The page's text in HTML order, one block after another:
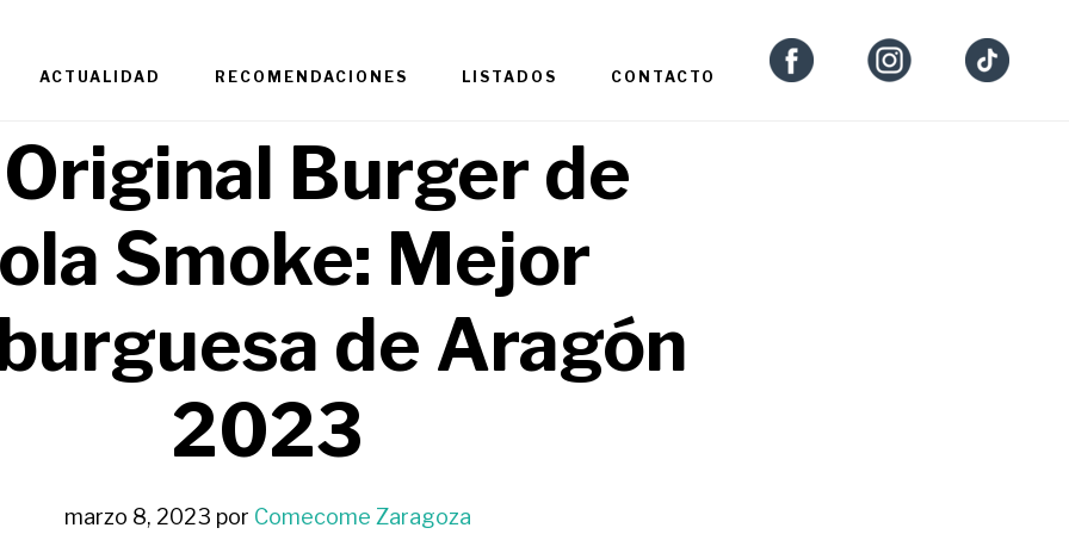
ACTUALIDAD RECOMENDACIONES LISTADOS CONTACTO
Burger de
Smoke: Mejor
de Aragón
2023
marzo 8, 2023 por Comecome Zaragoza